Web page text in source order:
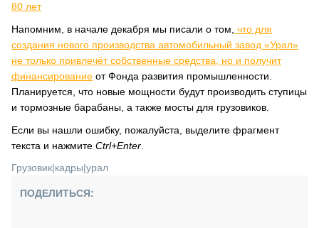
80 лет
Напомним, в начале декабря мы писали о том, что для
создания нового производства автомобильный завод «Урал»
не только привлечёт собственные средства, но и получит
финансирование от Фонда развития промышленности.
Планируется, что новые мощности будут производить ступицы
и тормозные барабаны, а также мосты для грузовиков.
Если вы нашли ошибку, пожалуйста, выделите фрагмент
текста и нажмите Ctrl+Enter
Грузовик|кадры|урал
ПОДЕЛИТЬСЯ: